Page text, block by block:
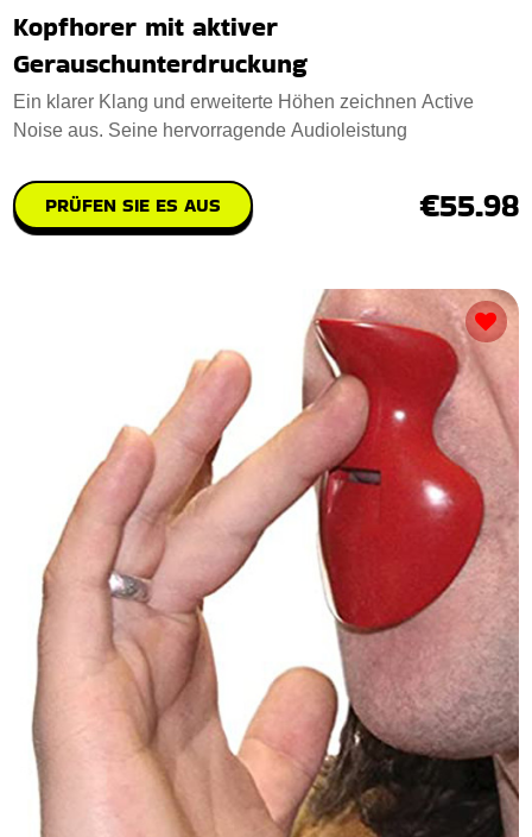
Kopfhorer mit aktiver
Gerauschunterdruckung
Ein klarer Klang und erweiterte Höhen zeichnen Active
Noise aus. Seine hervorragende Audioleistung
PRÜFEN SIE ES AUS €55.98